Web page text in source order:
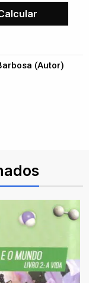
(Autor)